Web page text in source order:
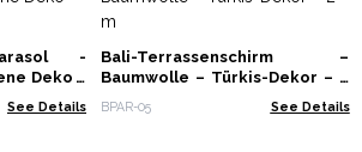
-
Deko -
See Details
Bali-Terrassenschirm –
Baumwolle – Türkis-Dekor – 2
m
BPAR-05 See Details